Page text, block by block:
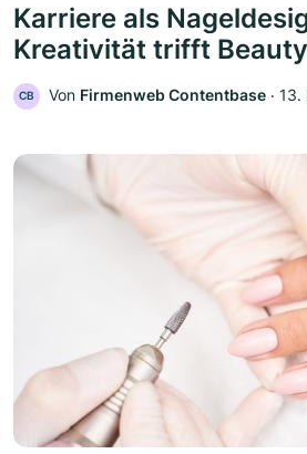
Karriere als
Kreativität trifft
CB Von Firmenweb Contentbase ‧ 13.